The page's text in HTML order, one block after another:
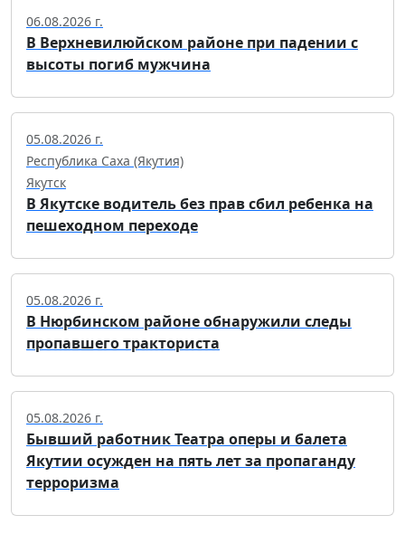
06.08.2026 г.
В Верхневилюйском районе при падении с
высоты погиб мужчина
05.08.2026 г.
Республика Саха (Якутия)
Якутск
В Якутске водитель без прав сбил ребенка на
пешеходном переходе
05.08.2026 г.
В Нюрбинском районе обнаружили следы
пропавшего тракториста
05.08.2026 г.
Бывший работник Театра оперы и балета
Якутии осужден на пять лет за пропаганду
терроризма